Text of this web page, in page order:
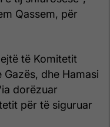
Qassem, për
të Komitetit
dhe Hamasi
dorëzuar
për të siguruar